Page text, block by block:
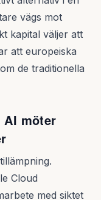
vägs mot
kapital väljer att
att europeiska
de traditionella
AI möter
Cloud
med siktet